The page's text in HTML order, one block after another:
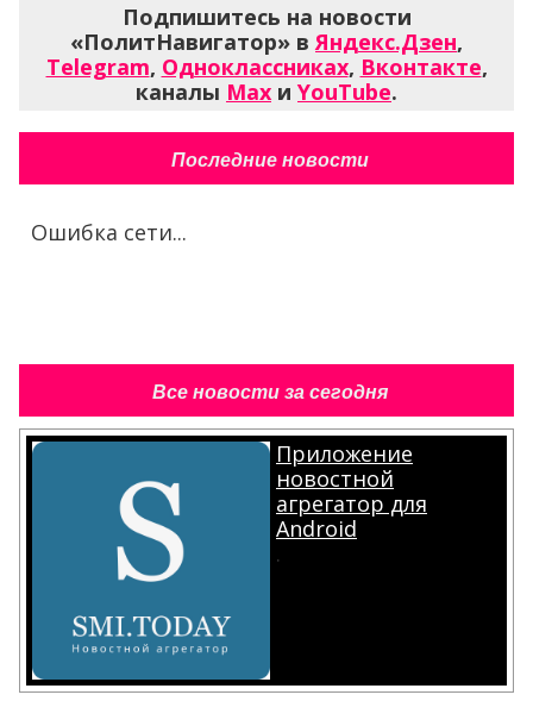
Подпишитесь на новости
«ПолитНавигатор» в Яндекс.Дзен,
Telegram, Одноклассниках, Вконтакте,
каналы Max и YouTube.
Последние новости
Ошибка сети...
Все новости за сегодня
Приложение
новостной
агрегатор для
Android
.